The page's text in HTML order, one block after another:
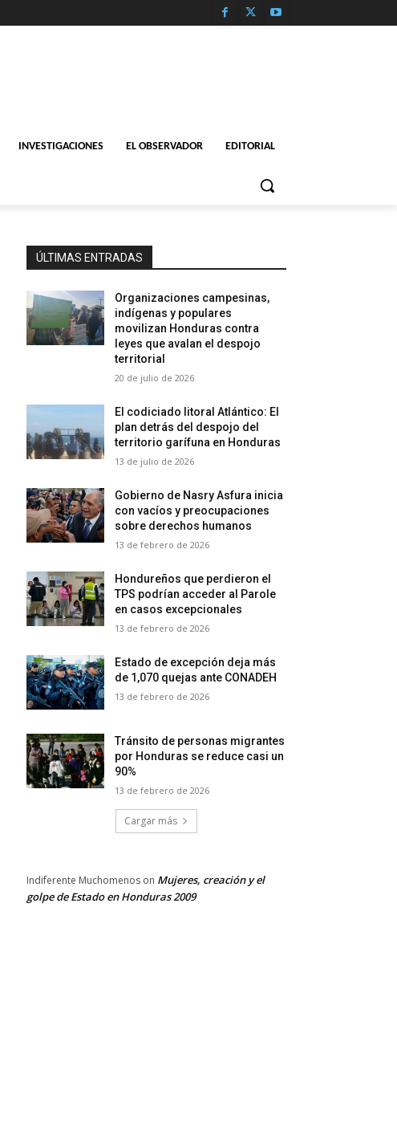
INVESTIGACIONES EL OBSERVADOR EDITORIAL
ÚLTIMAS ENTRADAS
Organizaciones campesinas,
indígenas y populares
movilizan Honduras contra
leyes que avalan el despojo
territorial
20 de julio de 2026
El codiciado litoral Atlántico: El
plan detrás del despojo del
territorio garífuna en Honduras
13 de julio de 2026
Gobierno de Nasry Asfura inicia
con vacíos y preocupaciones
sobre derechos humanos
13 de febrero de 2026
Hondureños que perdieron el
TPS podrían acceder al Parole
en casos excepcionales
13 de febrero de 2026
Estado de excepción deja más
de 1,070 quejas ante CONADEH
13 de febrero de 2026
Tránsito de personas migrantes
por Honduras se reduce casi un
90%
13 de febrero de 2026
Cargar más
Indiferente Muchomenos on Mujeres, creación y el
golpe de Estado en Honduras 2009